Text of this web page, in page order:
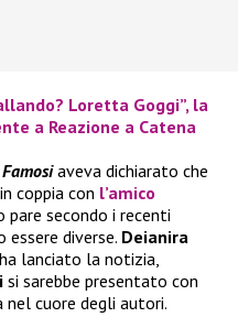
Loretta Goggi”, la
a Reazione a Catena
Famosiaveva dichiarato che
coppia con l’amico
pare secondo i recenti
diverse. Deianira
lanciato la notizia,
si sarebbe presentato con
nel cuore degli autori.